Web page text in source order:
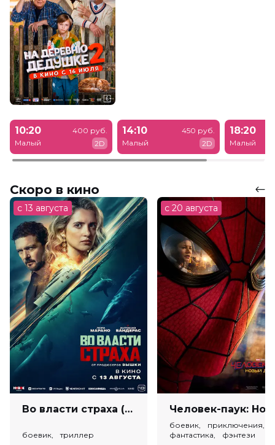
10:20
Малый
400 руб.
2D
14:10
Малый
450 руб.
2D
18:20
Малый
Скоро в кино
с 13 августа
Во власти страха (18+)
боевик, триллер
с 20 августа
боевик, приключения,
фантастика, фэнтези